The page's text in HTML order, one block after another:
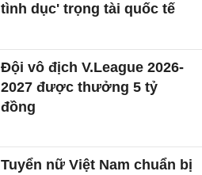
tình dục' trọng tài quốc tế
Đội vô địch V.League 2026-
2027 được thưởng 5 tỷ
đồng
Tuyển nữ Việt Nam chuẩn bị